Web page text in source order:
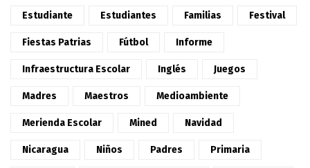
Estudiante Estudiantes Familias Festival
Fiestas Patrias Fútbol Informe
Infraestructura Escolar Inglés Juegos
Madres Maestros Medioambiente
Merienda Escolar Mined Navidad
Nicaragua Niños Padres Primaria